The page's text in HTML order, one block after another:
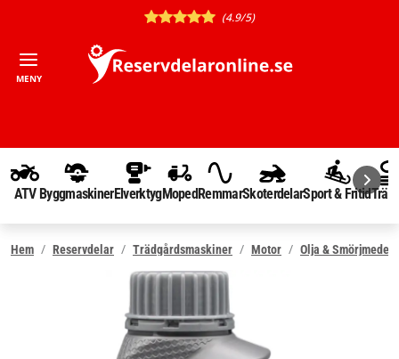
(4.9/5)
MENY
ATV ByggmaskinerElverktygMopedRemmarSkoterdelarSport & Fritid
Hem Reservdelar Trädgårdsmaskiner Motor Olja & Smörjmedel